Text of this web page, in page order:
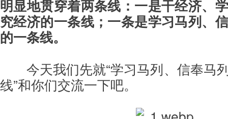
明显地贯穿着两条线：一是干经济、
究经济的一条线；一条是学习马列、
的一条线。
今天我们先就“学习马列、信奉马
线”和你们交流一下吧。